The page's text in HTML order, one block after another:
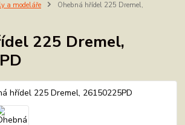
a modeláře
Ohebná hřídel 225 Dremel,
225 Dremel,